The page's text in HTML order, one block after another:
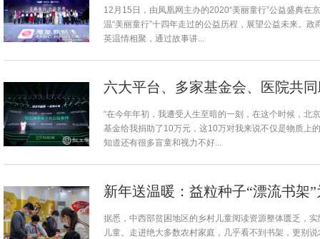
12月15日，由凤凰网主办的2020“美丽童行”公益盛典在
温“美丽童行”十四年走过的公益历程，展望公益未来。
英温情相聚，通过故事讲...
六大平台、多家基金会、医院共
“在今年年初，我遭受人生至暗的一刻，在这个时候，北
基金给我捐助了10万元，这10万对我来说不仅是物质上
知道还有很多盲童和视力不好...
新年送温暖：益粒种子“漂流书架
据悉，中西部贫困地区的乡村儿童阅读资源整体匮乏，
儿童。走进绝大多数农村家庭，几乎看不到书架，更别